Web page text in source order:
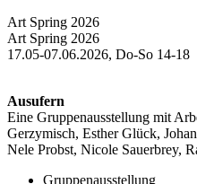
Art Spring 2026
Art Spring 2026
17.05-07.06.2026, Do-So 14-18
Ausufern
Eine Gruppenausstellung mit
Gerzymisch, Esther Glück,
Nele Probst, Nicole Sauerbrey,
Gruppenausstellung